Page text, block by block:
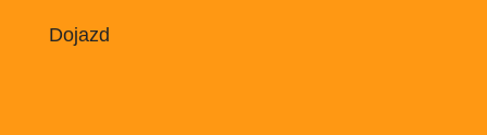
Dojazd